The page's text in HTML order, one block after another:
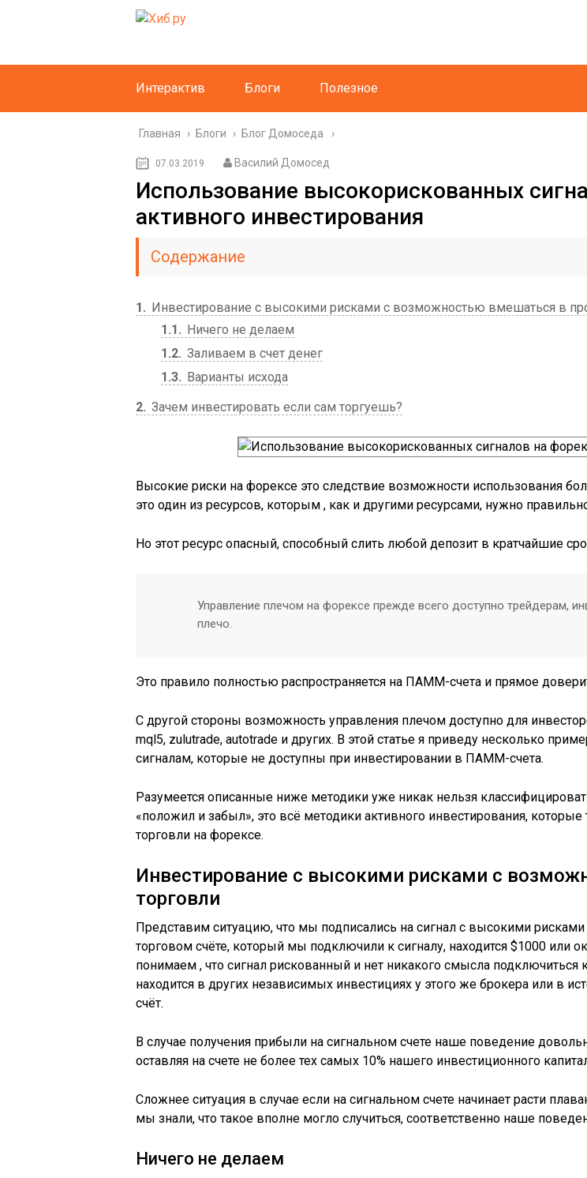
Интерактив Блоги Полезное
Главная › Блоги › Блог Домоседа
07.03.2019 Василий Домосед
Использование высокорискованных
активного инвестирования
Содержание
1
Инвестирование с высокими рисками с возможностью вмешаться в
1.1
Ничего не делаем
1.2 Заливаем в счет денег
1.3
Варианты исхода
2 Зачем инвестировать если сам торгуешь?
Высокие риски на форексе это следствие возможности использования
это один из ресурсов, которым , как и другими ресурсами, нужно
Но этот ресурс опасный, способный слить любой депозит в кратчайшие
Управление плечом на форексе прежде всего доступно трейдерам,
плечо.
Это правило полностью распространяется на ПАММ-счета и прямое
С другой стороны возможность управления плечом доступно для
mql5, zulutrade, autotrade и других. В этой статье я приведу несколько
сигналам, которые не доступны при инвестировании в ПАММ-счета.
Разумеется описанные ниже методики уже никак нельзя
«положил и забыл», это всё методики активного инвестирования,
торговли на форексе.
Инвестирование с высокими рисками с
торговли
Представим ситуацию, что мы подписались на сигнал с высокими
торговом счёте, который мы подключили к сигналу, находится $1000 или
понимаем , что сигнал рискованный и нет никакого смысла
находится в других независимых инвестициях у этого же брокера или в
счёт.
В случае получения прибыли на сигнальном счете наше поведение
оставляя на счете не более тех самых 10% нашего инвестиционного
Сложнее ситуация в случае если на сигнальном счете начинает расти
мы знали, что такое вполне могло случиться, соответственно наше
Ничего не делаем